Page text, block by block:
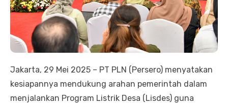
Jakarta, 29 Mei 2025 – PT PLN (Persero) menyatakan
kesiapannya mendukung arahan pemerintah dalam
menjalankan Program Listrik Desa (Lisdes) guna